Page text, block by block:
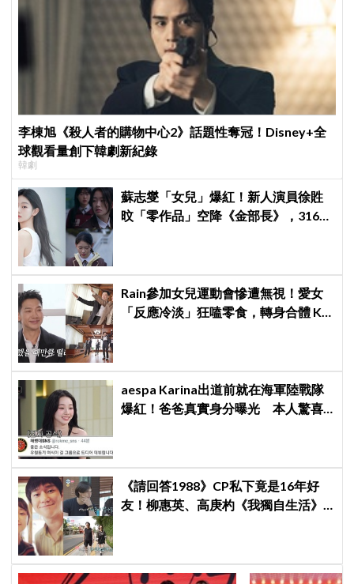
李棟旭《殺人者的購物中心2》話題性奪冠！Disney+全
球觀看量創下韓劇新紀錄
韓劇
蘇志燮「女兒」爆紅！新人演員徐貹
旼「零作品」空降《金部長》，316萬
Rain參加女兒運動會慘遭無視！愛女
「反應冷淡」狂嗑零食，轉身合體 KAI
aespa Karina出道前就在海軍陸戰隊
爆紅！爸爸真實身分曝光 本人驚喜
《請回答1988》CP私下竟是16年好
友！柳惠英、高庚杓《我獨自生活》